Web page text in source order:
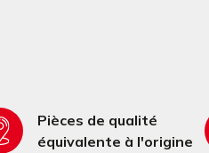
Pièces de qualité
équivalente à l'origine